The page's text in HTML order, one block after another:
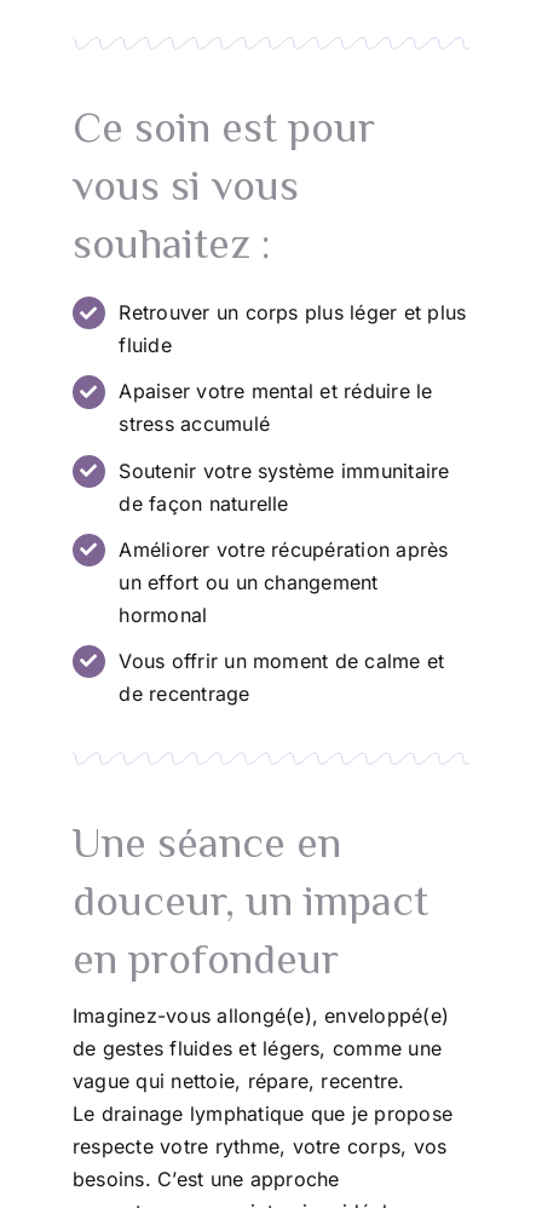
Ce soin est pour
vous si vous
souhaitez :
Retrouver un corps plus léger et plus
fluide
Apaiser votre mental et réduire le
stress accumulé
Soutenir votre système immunitaire
de façon naturelle
Améliorer votre récupération après
un effort ou un changement
hormonal
Vous offrir un moment de calme et
de recentrage
Une séance en
douceur, un impact
en profondeur
Imaginez-vous allongé(e), enveloppé(e)
de gestes fluides et légers, comme une
vague qui nettoie, répare, recentre.
Le drainage lymphatique que je propose
respecte votre rythme, votre corps, vos
besoins. C’est une approche